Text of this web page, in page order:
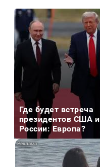
Где будет встреча
президентов США и
России: Европа?